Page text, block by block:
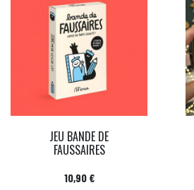
JEU BANDE DE
FAUSSAIRES
Prix
10,90 €